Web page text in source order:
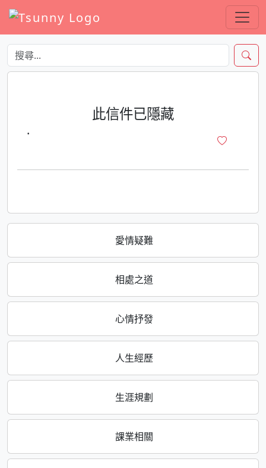
愛情疑難
相處之道
心情抒發
人生經歷
生涯規劃
課業相關
此信件已隱藏
·